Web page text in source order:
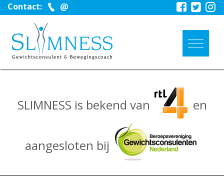
Contact:
SLIMNESS is bekend van en
aangesloten bij